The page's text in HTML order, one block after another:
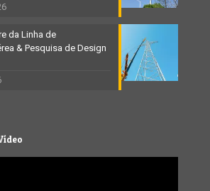
da Linha de
& Pesquisa de Design